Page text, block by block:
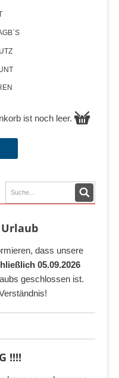
ist noch leer.
dass unsere
05.09.2026
geschlossen ist.
!!!!